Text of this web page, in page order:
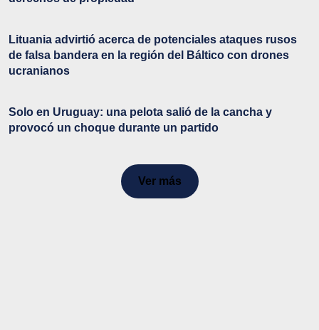
Lituania advirtió acerca de potenciales ataques rusos
de falsa bandera en la región del Báltico con drones
ucranianos
Solo en Uruguay: una pelota salió de la cancha y
provocó un choque durante un partido
Ver más